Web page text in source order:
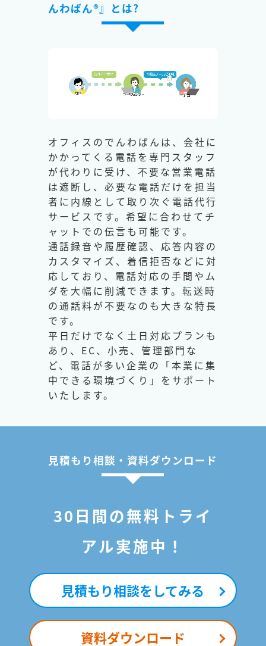
んわばん®』とは?
オフィスのでんわばんは、会社に
かかってくる電話を専門スタッフ
が代わりに受け、不要な営業電話
は遮断し、必要な電話だけを担当
者に内線として取り次ぐ電話代行
サービスです。希望に合わせてチ
ャットでの伝言も可能です。
通話録音や履歴確認、応答内容の
カスタマイズ、着信拒否などに対
応しており、電話対応の手間やム
ダを大幅に削減できます。転送時
の通話料が不要なのも大きな特長
です。
平日だけでなく土日対応プランも
あり、EC、小売、管理部門な
ど、電話が多い企業の「本業に集
中できる環境づくり」をサポート
いたします。
見積もり相談・資料ダウンロード
30日間の無料トライ
アル実施中！
見積もり相談をしてみる
資料ダウンロード